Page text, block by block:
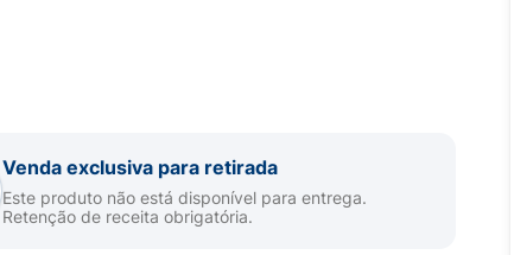
Venda exclusiva para retirada
Este produto não está disponível para entrega.
Retenção de receita obrigatória.